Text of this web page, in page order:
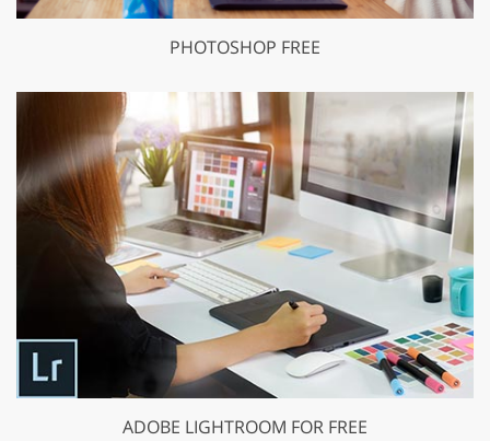
PHOTOSHOP FREE
ADOBE LIGHTROOM FOR FREE